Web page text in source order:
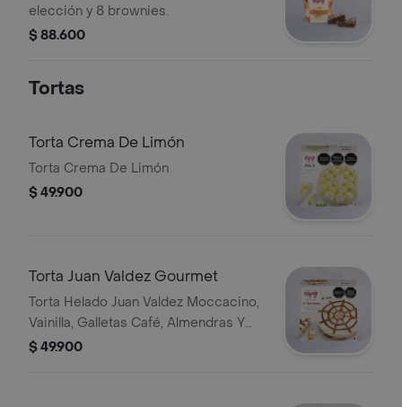
elección y 8 brownies.
$ 88.600
Tortas
Torta Crema De Limón
Torta Crema De Limón
$ 49.900
Torta Juan Valdez Gourmet
Torta Helado Juan Valdez Moccacino,
Vainilla, Galletas Café, Almendras Y
Salsa Chocolate, 8 Unidades.
$ 49.900